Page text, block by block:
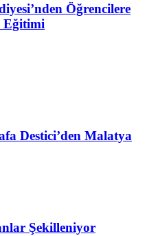
Öğrencilere
Eğitimi
Destici’den Malatya
Şekilleniyor